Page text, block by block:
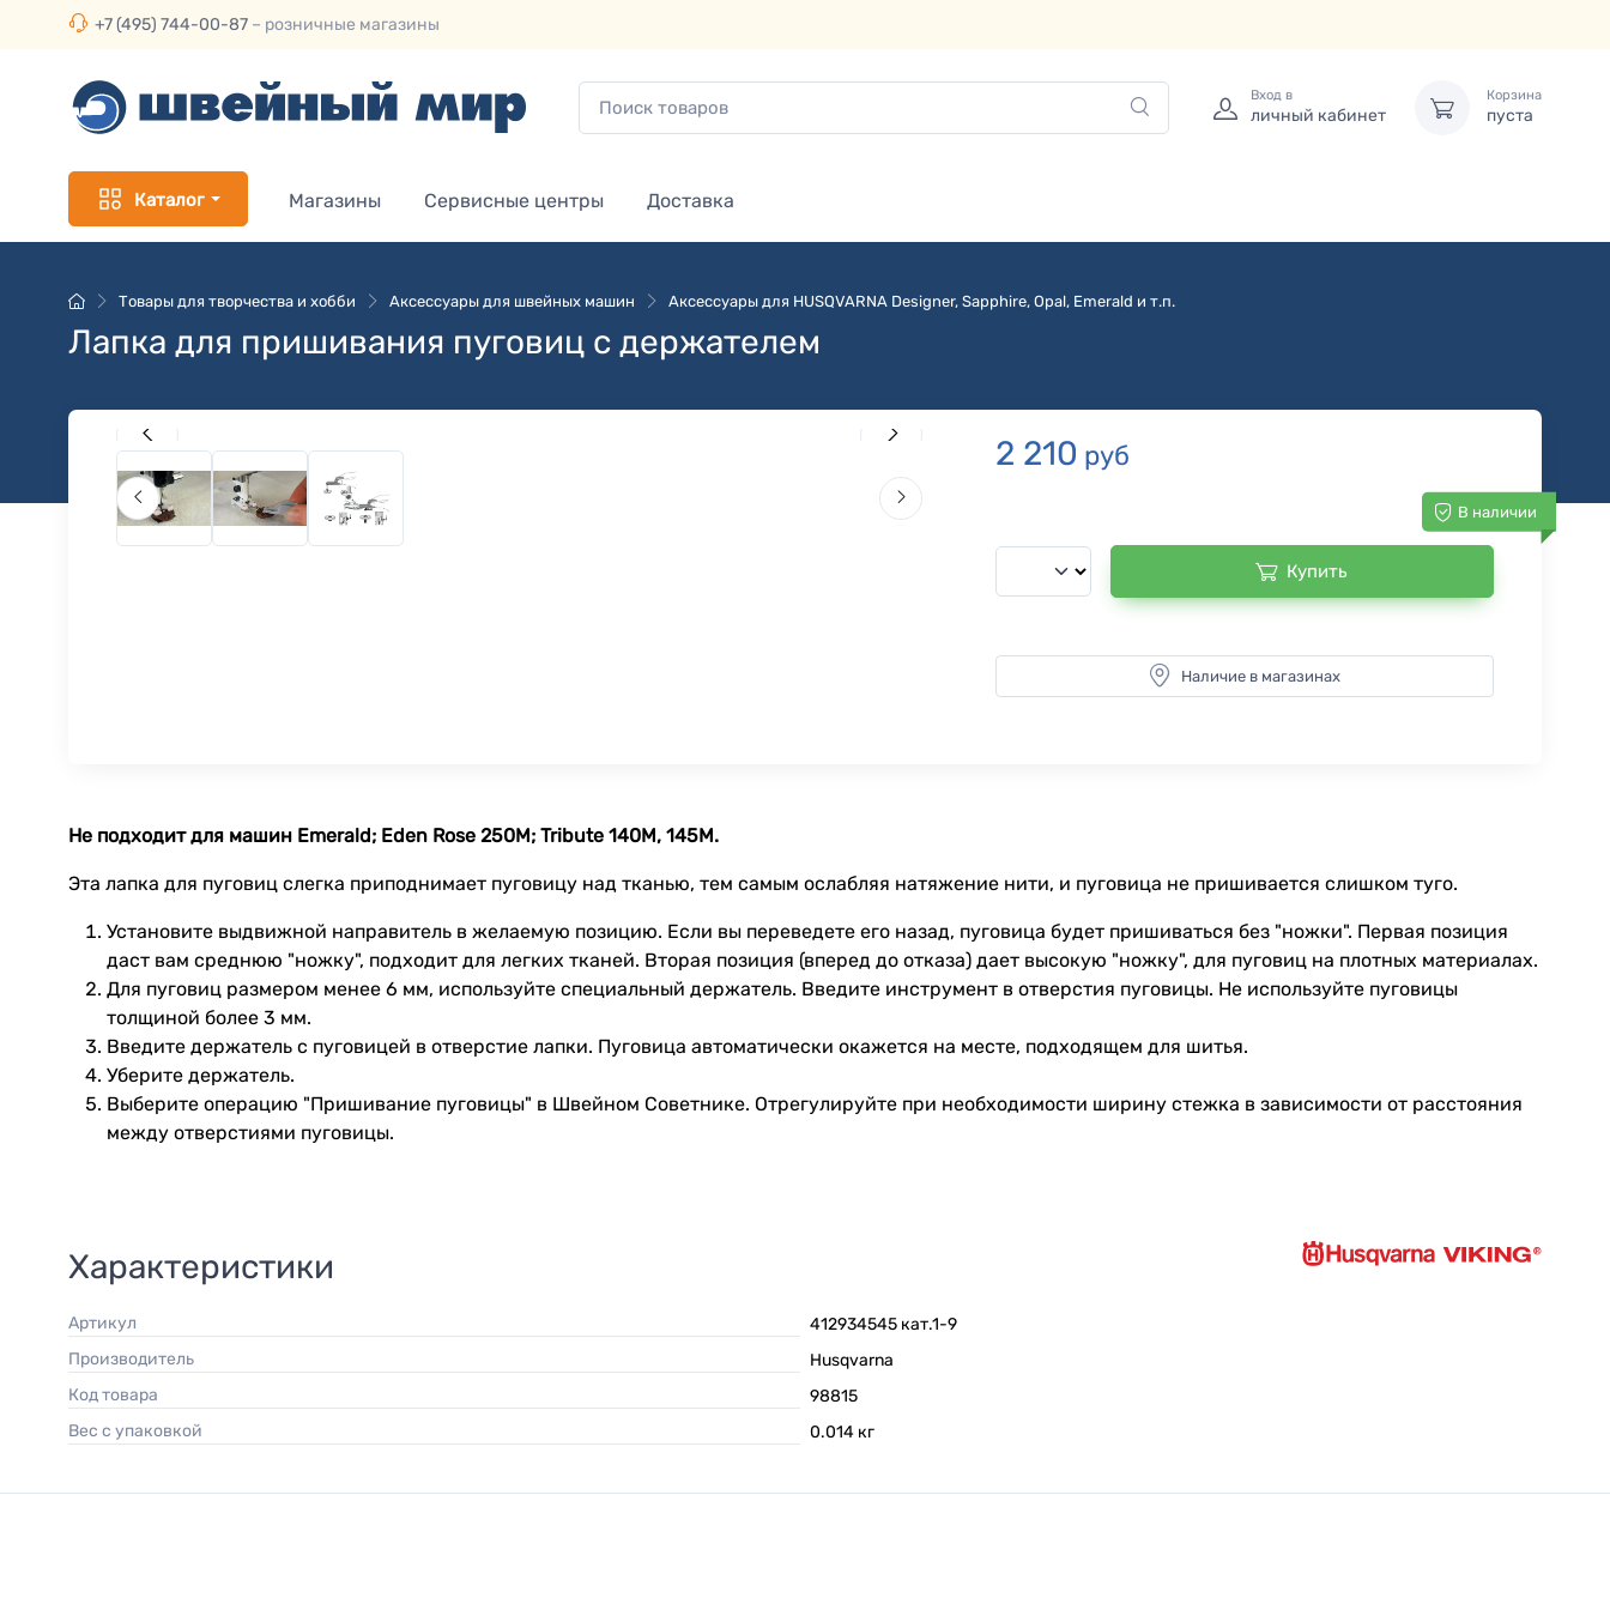
+7 (495) 744-00-87 – розничные магазины
Вход в
личный кабинет
Корзина
пуста
Каталог Магазины Сервисные центры Доставка
Товары для творчества и хобби Аксессуары для швейных машин Аксессуары для HUSQVARNA Designer, Sapphire, Opal, Emerald и т.п.
Лапка для пришивания пуговиц с держателем
2 210 руб
В наличии
Купить
Наличие в магазинах
Не подходит для машин Emerald; Eden Rose 250M; Tribute 140M, 145M.
Эта лапка для пуговиц слегка приподнимает пуговицу над тканью, тем самым ослабляя натяжение нити, и пуговица не пришивается слишком туго.
Установите выдвижной направитель в желаемую позицию. Если вы переведете его назад, пуговица будет пришиваться без "ножки". Первая позиция
даст вам среднюю "ножку", подходит для легких тканей. Вторая позиция (вперед до отказа) дает высокую "ножку", для пуговиц на плотных материалах.
Для пуговиц размером менее 6 мм, используйте специальный держатель. Введите инструмент в отверстия пуговицы. Не используйте пуговицы
толщиной более 3 мм.
Введите держатель с пуговицей в отверстие лапки. Пуговица автоматически окажется на месте, подходящем для шитья.
Уберите держатель.
Выберите операцию "Пришивание пуговицы" в Швейном Советнике. Отрегулируйте при необходимости ширину стежка в зависимости от расстояния
между отверстиями пуговицы.
Характеристики
Артикул
412934545 кат.1-9
Производитель
Husqvarna
Код товара
98815
Вес с упаковкой
0.014 кг